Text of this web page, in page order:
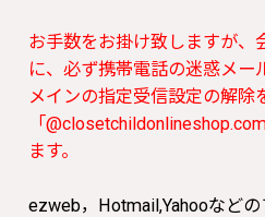
お手数をお掛け致しますが、
に、必ず携帯電話の迷惑メー
メインの指定受信設定の解除
「
ます。
ezweb，Hotmail,Yahooなど